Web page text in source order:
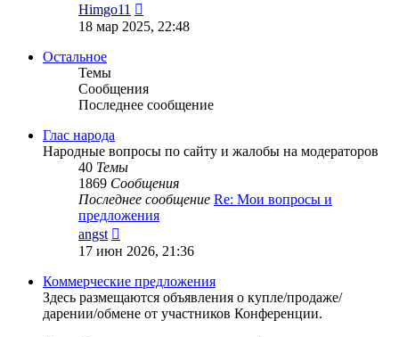
Himgo11
к
18 мар 2025, 22:48
Остальное
Темы
Сообщения
Последнее сообщение
Глас народа
Народные вопросы по сайту и жалобы на модераторов
40 Темы
1869 Сообщения
Последнее сообщение Re: Мои вопросы и
предложения
angst
к
сообщению
17 июн 2026, 21:36
Коммерческие предложения
Здесь размещаются объявления о купле/продаже/
дарении/обмене от участников Конференции.